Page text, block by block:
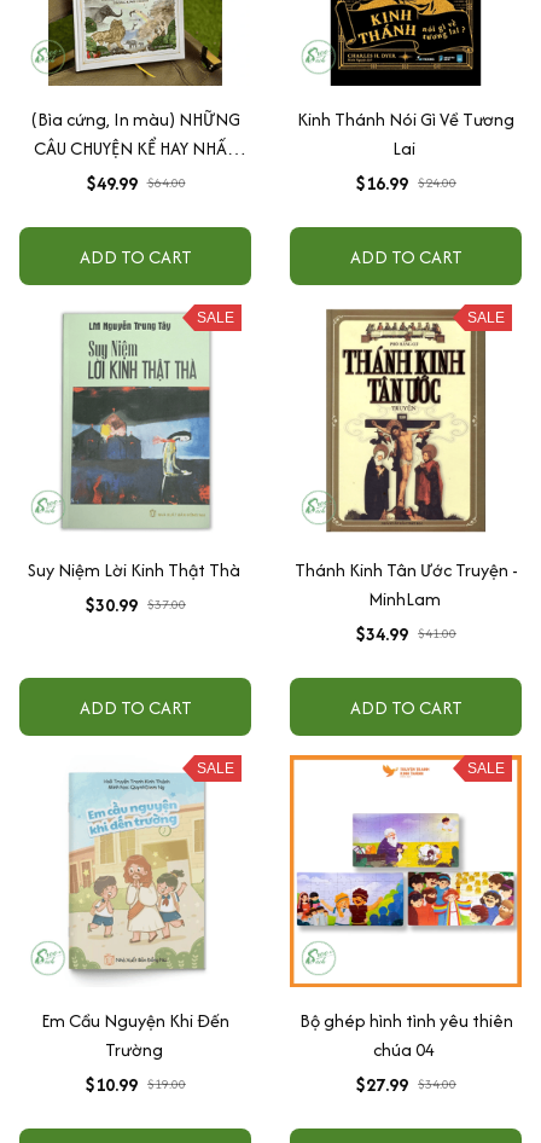
(Bìa cứng, In màu) NHỮNG
CÂU CHUYỆN KỂ HAY NHẤT
TRONG KINH THÁNH -
Share The Greatest Stories
Ever Told - DK - Zenbooks
$49.99 $64.00
ADD TO CART
Kinh Thánh Nói Gì Về Tương
Lai
$16.99 $24.00
ADD TO CART
SALE
Suy Niệm Lời Kinh Thật Thà
$30.99 $37.00
ADD TO CART
SALE
Thánh Kinh Tân Ước Truyện -
MinhLam
$34.99 $41.00
ADD TO CART
SALE
Em Cầu Nguyện Khi Đến
Trường
$10.99 $19.00
SALE
Bộ ghép hình tình yêu thiên
chúa 04
$27.99 $34.00